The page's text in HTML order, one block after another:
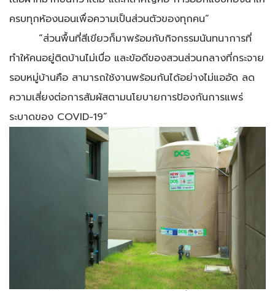
ครบทุกห้องนอนเพื่อความเป็นส่วนตัวของทุกคน”
“ส่วนพื้นที่สีเขียวก็มาพร้อมกับกิจกรรมนันทนาการที่
ทำให้คนอยู่ติดบ้านไม่เบื่อ และข้อดีของสวนส่วนกลางที่กระจาย
รอบหมู่บ้านคือ สามารถใช้งานพร้อมกันได้อย่างไม่แออัด ลด
ความเสี่ยงต่อการสัมผัสตามนโยบายการป้องกันการแพร่
ระบาดของ COVID-19”